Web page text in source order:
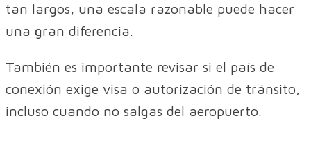
tan largos, una escala razonable puede hacer
una gran diferencia.
También es importante revisar si el país de
conexión exige visa o autorización de tránsito,
incluso cuando no salgas del aeropuerto.